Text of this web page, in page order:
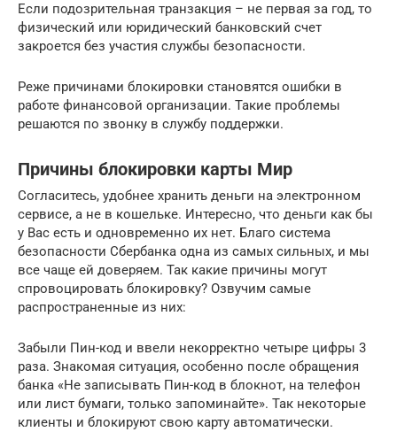
Если подозрительная транзакция – не первая за год, то
физический или юридический банковский счет
закроется без участия службы безопасности.
Реже причинами блокировки становятся ошибки в
работе финансовой организации. Такие проблемы
решаются по звонку в службу поддержки.
Причины блокировки карты Мир
Согласитесь, удобнее хранить деньги на электронном
сервисе, а не в кошельке. Интересно, что деньги как бы
у Вас есть и одновременно их нет. Благо система
безопасности Сбербанка одна из самых сильных, и мы
все чаще ей доверяем. Так какие причины могут
спровоцировать блокировку? Озвучим самые
распространенные из них:
Забыли Пин-код и ввели некорректно четыре цифры 3
раза. Знакомая ситуация, особенно после обращения
банка «Не записывать Пин-код в блокнот, на телефон
или лист бумаги, только запоминайте». Так некоторые
клиенты и блокируют свою карту автоматически.